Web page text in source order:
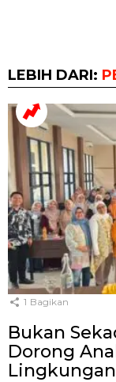
LEBIH DARI:
1 Bagikan
Bukan
Dorong